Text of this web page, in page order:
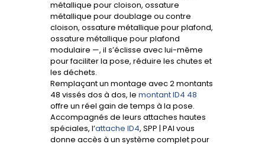
métallique pour cloison, ossature
métallique pour doublage ou contre
cloison, ossature métallique pour plafond,
ossature métallique pour plafond
modulaire —, il s’éclisse avec lui-même
pour faciliter la pose, réduire les chutes et
les déchets.
Remplaçant un montage avec 2 montants
48 vissés dos à dos, le montant ID4 48
offre un réel gain de temps à la pose.
Accompagnés de leurs attaches hautes
spéciales, l’attache ID4, SPP | PAI vous
donne accès à un système complet pour